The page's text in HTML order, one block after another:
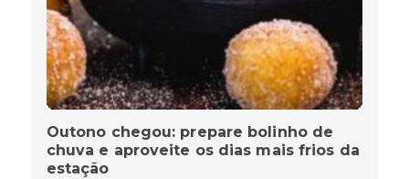
Outono chegou: prepare bolinho de
chuva e aproveite os dias mais frios da
estação